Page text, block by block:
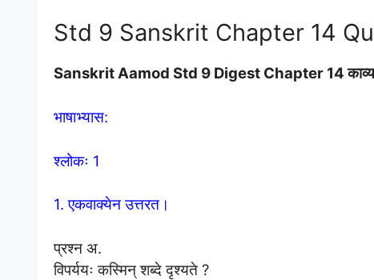
Std 9 Sanskrit Chapter 14
Sanskrit Aamod Std 9 Digest Chapter 14
भाषाभ्यास:
श्लोकः 1
1. एकवाक्येन उत्तरत।
प्रश्न अ.
विपर्ययः कस्मिन् शब्दे दृश्यते ?